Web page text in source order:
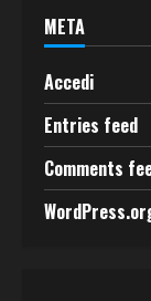
META
Accedi
Entries feed
Comments